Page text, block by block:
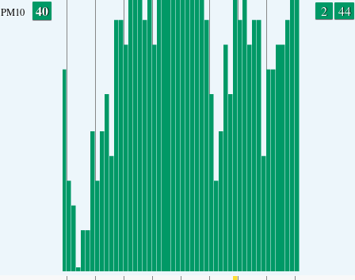
PM10 40 2 44